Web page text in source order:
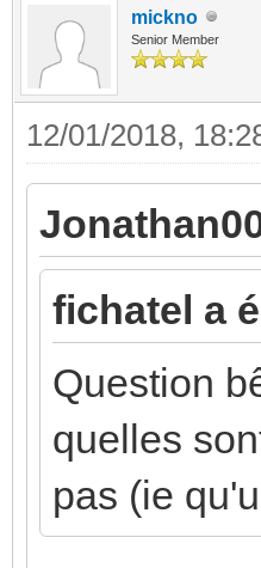
mickno
Senior Member
12/01/2018,
fichatel a
Question
quelles
pas (ie